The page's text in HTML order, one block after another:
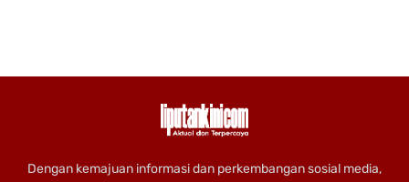
Dengan kemajuan informasi dan perkembangan sosial media,